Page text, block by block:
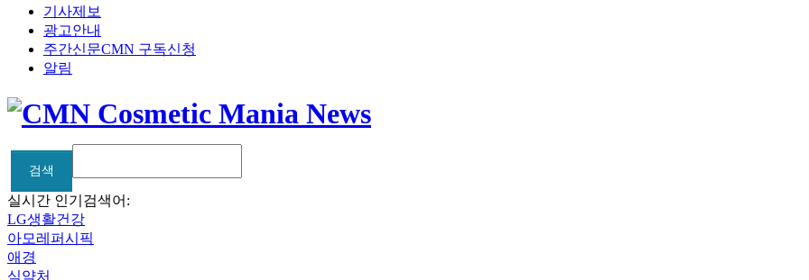
기사제보
광고안내
주간신문CMN 구독신청
알림
검색
검색
실시간 인기검색어:
LG생활건강
아모레퍼시픽
애경
식약처